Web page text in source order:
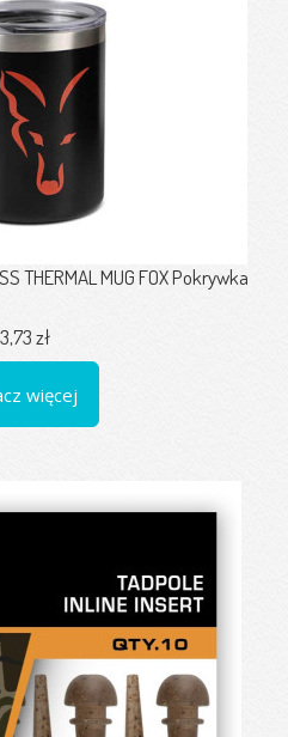
THERMAL MUG FOX Pokrywka
zł
więcej